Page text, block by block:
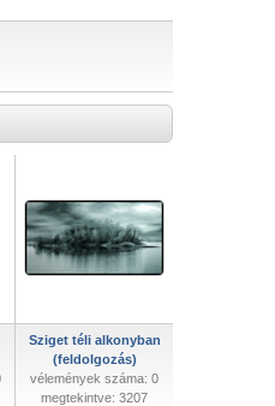
Sziget téli alkonyban
(feldolgozás)
vélemények száma: 0
megtekintve: 3207